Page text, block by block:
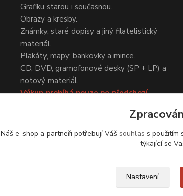
Grafiku starou i současnou.
Obrazy a kresby.
Známky, staré dopisy a jiný filatelistický
materiál.
Plakáty, mapy, bankovky a mince.
CD, DVD, gramofonové desky (SP + LP) a
notový materiál.
Výkup probíhá pouze po předchozí
Upravit
Náš e-shop a partneři potřebují Váš souhlas s použitím
týkající se
Nastavení